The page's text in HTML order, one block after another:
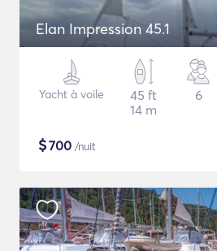
Elan Impression 45.1
Yacht à voile
45 ft
14 m
6
$700 /nuit